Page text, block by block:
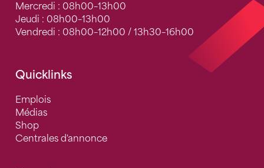
Mercredi : 08h00–13h00
Jeudi : 08h00–13h00
Vendredi : 08h00–12h00 / 13h30–16h00
Quicklinks
Emplois
Médias
Shop
Centrales d'annonce